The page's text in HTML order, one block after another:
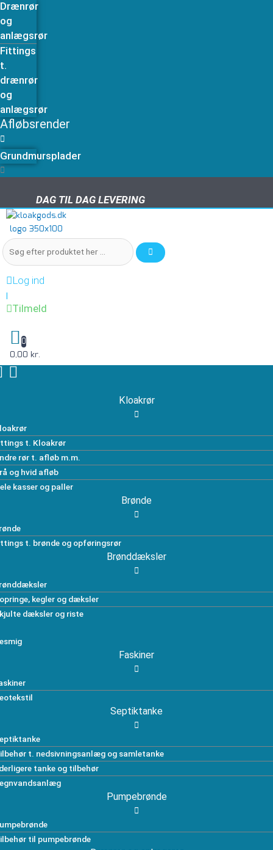
Drænrør
og
anlægsrør
Fittings
t.
drænrør
og
anlægsrør
Afløbsrender
Grundmursplader
DAG TIL DAG LEVERING
DAG TIL DAG LEVERING
Log ind
|
Tilmeld
0
0,00 kr.
Kloakrør
t. Kloakrør
rør t. afløb m.m.
og hvid afløb
kasser og paller
Brønde
t. brønde og opføringsrør
Brønddæksler
kegler og dæksler
dæksler og riste
Faskiner
Septiktanke
t. nedsivningsanlæg og samletanke
tanke og tilbehør
Pumpebrønde
til pumpebrønde